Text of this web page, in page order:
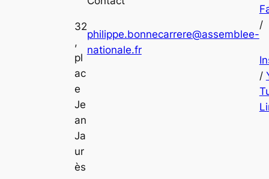
32
,
pl
ac
e
Je
an
Ja
ur
ès
philippe.bonnecarrere@assemblee-
nationale.fr
/
/